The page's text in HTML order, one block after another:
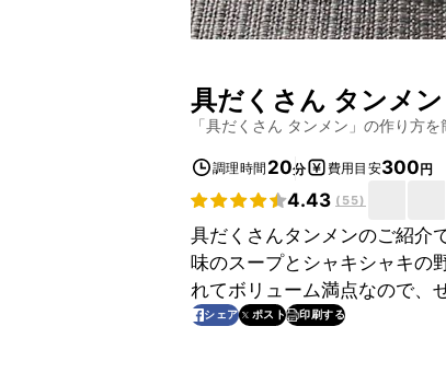
具だくさん タンメン
「具だくさん タンメン 」の作り方
調理時間 20分 費用目安300円
4.43 ( 55)
具だくさんタンメンのご紹介
味のスープとシャキシャキの
れてボリューム満点なので、
シェア ポスト 印刷する